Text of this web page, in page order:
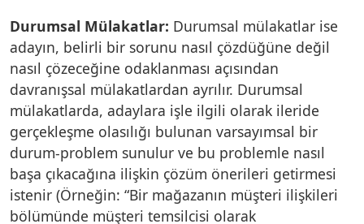
Durumsal Mülakatlar: Durumsal mülakatlar ise
adayın, belirli bir sorunu nasıl çözdüğüne değil
nasıl çözeceğine odaklanması açısından
davranışsal mülakatlardan ayrılır. Durumsal
mülakatlarda, adaylara işle ilgili olarak ileride
gerçekleşme olasılığı bulunan varsayımsal bir
durum-problem sunulur ve bu problemle nasıl
başa çıkacağına ilişkin çözüm önerileri getirmesi
istenir (Örneğin: “Bir mağazanın müşteri ilişkileri
bölümünde müşteri temsilcisi olarak